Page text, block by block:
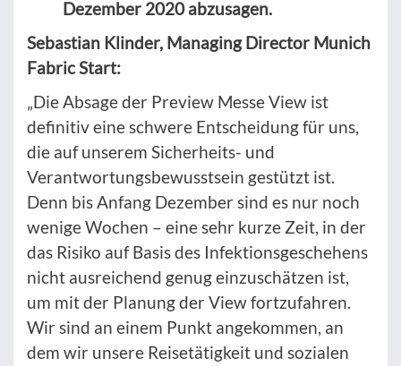
Dezember 2020 abzusagen.
Sebastian Klinder, Managing Director Munich
Fabric Start:
„Die Absage der Preview Messe View ist
definitiv eine schwere Entscheidung für uns,
die auf unserem Sicherheits- und
Verantwortungsbewusstsein gestützt ist.
Denn bis Anfang Dezember sind es nur noch
wenige Wochen – eine sehr kurze Zeit, in der
das Risiko auf Basis des Infektionsgeschehens
nicht ausreichend genug einzuschätzen ist,
um mit der Planung der View fortzufahren.
Wir sind an einem Punkt angekommen, an
dem wir unsere Reisetätigkeit und sozialen